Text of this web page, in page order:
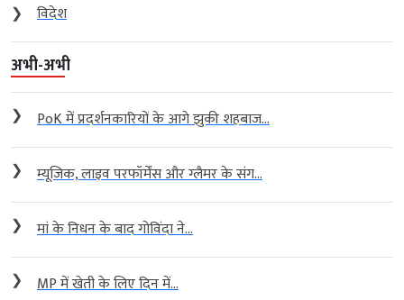
❯
विदेश
अभी-अभी
❯ PoK में प्रदर्शनकारियों के आगे झुकी शहबाज...
❯ म्यूजिक, लाइव परफॉर्मेंस और ग्लैमर के संग...
❯ मां के निधन के बाद गोविंदा ने...
❯ MP में खेती के लिए दिन में...